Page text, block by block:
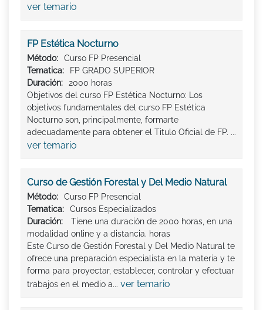
ver temario
FP Estética Nocturno
Método:
Curso FP Presencial
Tematica:
FP GRADO SUPERIOR
Duración:
2000 horas
Objetivos del curso FP Estética Nocturno: Los
objetivos fundamentales del curso FP Estética
Nocturno son, principalmente, formarte
adecuadamente para obtener el Titulo Oficial de FP. ...
ver temario
Curso de Gestión Forestal y Del Medio Natural
Método:
Curso FP Presencial
Tematica:
Cursos Especializados
Duración:
Tiene una duración de 2000 horas, en una
modalidad online y a distancia. horas
Este Curso de Gestión Forestal y Del Medio Natural te
ofrece una preparación especialista en la materia y te
forma para proyectar, establecer, controlar y efectuar
trabajos en el medio a... ver temario